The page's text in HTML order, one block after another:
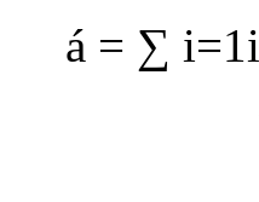
á = ∑ i=1i